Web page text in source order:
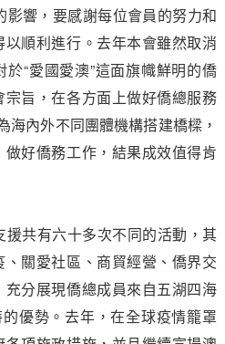
響，要感謝每位會員的努力和
順利進行。去年本會雖然取消
“愛國愛澳”這面旗幟鮮明的僑
旨，在各方面上做好僑總服務
海內外不同團體機構搭建橋樑，
好僑務工作，結果成效值得肯
共有六十多次不同的活動，其
關愛社區、商貿經營、僑界交
分展現僑總成員來自五湖四海
優勢。去年，在全球疫情籠罩